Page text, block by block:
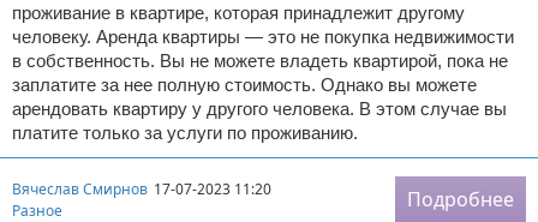
проживание в квартире, которая принадлежит другому
человеку. Аренда квартиры — это не покупка недвижимости
в собственность. Вы не можете владеть квартирой, пока не
заплатите за нее полную стоимость. Однако вы можете
арендовать квартиру у другого человека. В этом случае вы
платите только за услуги по проживанию.
Вячеслав Смирнов 17-07-2023 11:20
Разное
Подробнее